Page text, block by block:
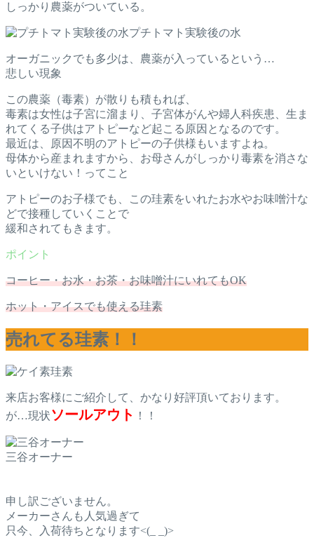
しっかり農薬がついている。
プチトマト実験後の水
オーガニックでも多少は、農薬が入っているという…
悲しい現象
この農薬（毒素）が散りも積もれば、
毒素は女性は子宮に溜まり、子宮体がんや婦人科疾患、生ま
れてくる子供はアトピーなど起こる原因となるのです。
最近は、原因不明のアトピーの子供様もいますよね。
母体から産まれますから、お母さんがしっかり毒素を消さな
いといけない！ってこと
アトピーのお子様でも、この珪素をいれたお水やお味噌汁な
どで接種していくことで
緩和されてもきます。
コーヒー・お水・お茶・お味噌汁にいれてもOK
ホット・アイスでも使える珪素
売れてる珪素！！
珪素
来店お客様にご紹介して、かなり好評頂いております。
が…現状ソールアウト ！！
三谷オーナー
申し訳ございません。
メーカーさんも人気過ぎて
只今、入荷待ちとなります<(_ _)>